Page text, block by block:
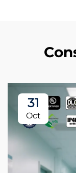
31
Oct